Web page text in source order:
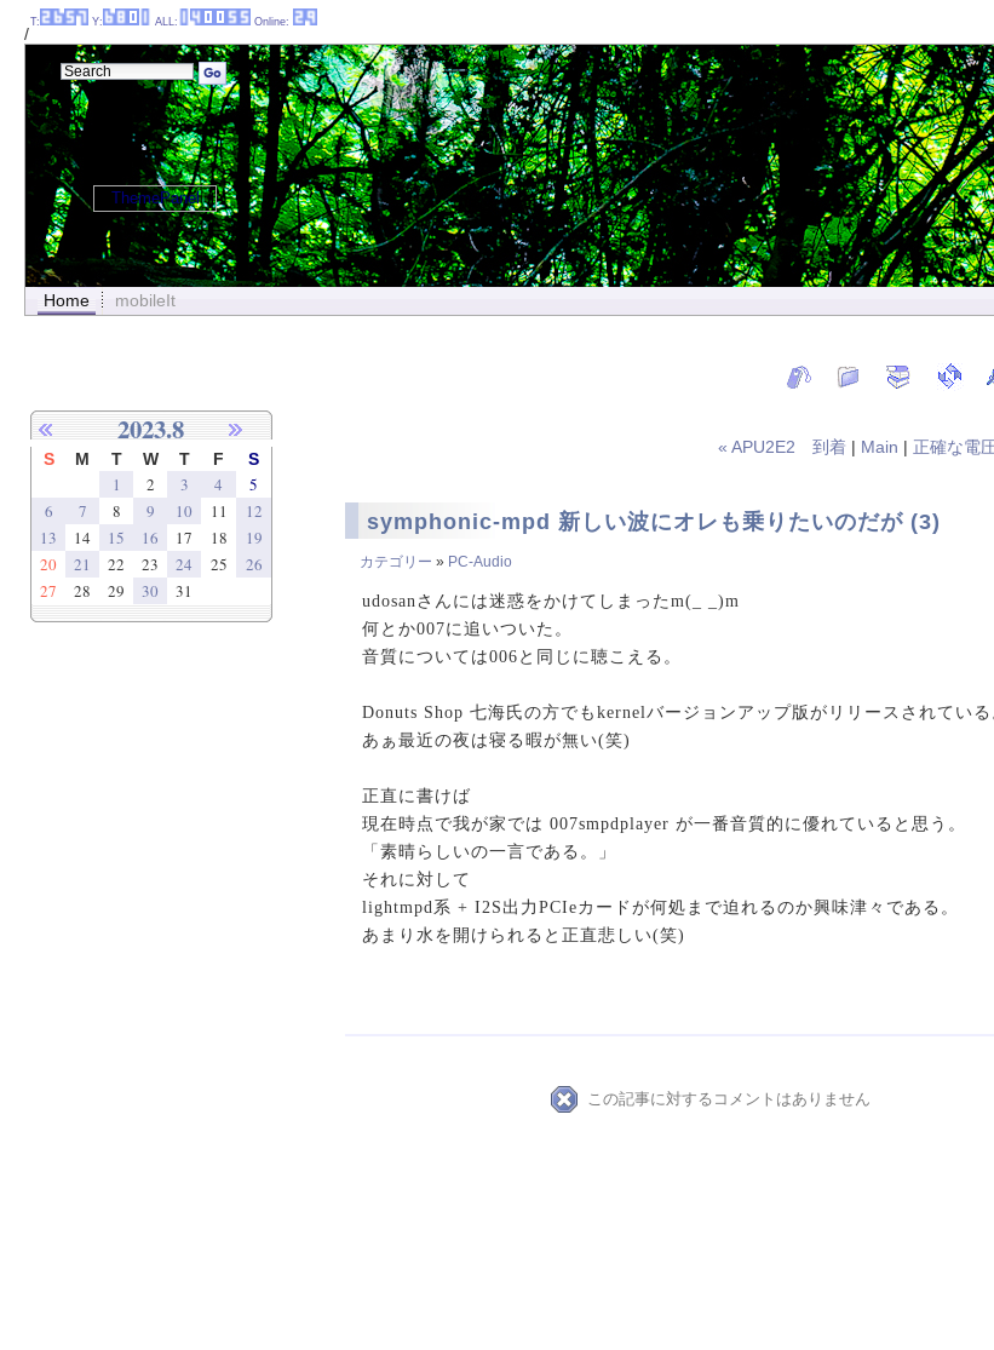
/
Home mobileIt
« APU2E2 到着 | Main | 正確な電
symphonic-mpd 新しい波にオレも乗りたいのだが (3)
カテゴリー » PC-Audio
udosanさんには迷惑をかけてしまったm(_ _)m
何とか007に追いついた。
音質については006と同じに聴こえる。
Donuts Shop 七海氏の方でもkernelバージョンアップ版がリリースされている
あぁ最近の夜は寝る暇が無い(笑)
正直に書けば
現在時点で我が家では 007smpdplayer が一番音質的に優れていると思う。
「素晴らしいの一言である。」
それに対して
lightmpd系 + I2S出力PCIeカードが何処まで迫れるのか興味津々である。
あまり水を開けられると正直悲しい(笑)
この記事に対するコメントはありません
2023.8
S M T W T F S
1 2 3 4
5
6
7 8 9 10 11
12
13
14 15 16 17 18
19
20
21 22 23 24 25
26
27
28 29 30 31
T: Y: ALL: Online:
ThemePanel